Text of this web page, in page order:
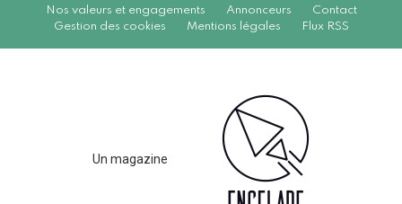
Nos valeurs et engagements Annonceurs
Contact
Gestion des cookies
Mentions légales Flux RSS
Un magazine